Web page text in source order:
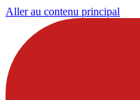
Aller au contenu principal